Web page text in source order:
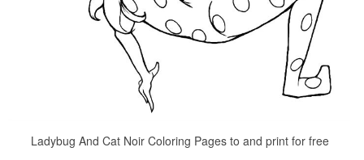
Ladybug And Cat Noir Coloring Pages to and print for free